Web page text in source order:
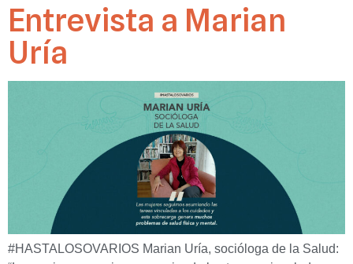
Entrevista a Marian
Uría
#HASTALOSOVARIOS Marian Uría, socióloga de la Salud: